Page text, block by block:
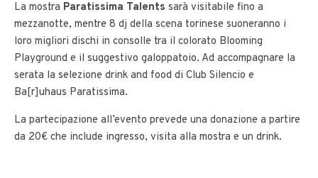
La mostra Paratissima Talents sarà visitabile fino a
mezzanotte, mentre 8 dj della scena torinese suoneranno i
loro migliori dischi in consolle tra il colorato Blooming
Playground e il suggestivo galoppatoio. Ad accompagnare la
serata la selezione drink and food di Club Silencio e
Ba[r]uhaus Paratissima.
La partecipazione all’evento prevede una donazione a partire
da 20€ che include ingresso, visita alla mostra e un drink.